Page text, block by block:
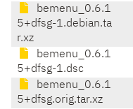
bemenu_0.6.1
5+dfsg-1.debian.ta
r.xz
bemenu_0.6.1
5+dfsg-1.dsc
bemenu_0.6.1
5+dfsg.orig.tar.xz